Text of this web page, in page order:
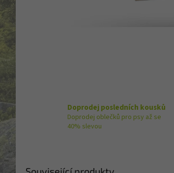
Doprodej posledních kousků
Doprodej oblečků pro psy až se
40% slevou